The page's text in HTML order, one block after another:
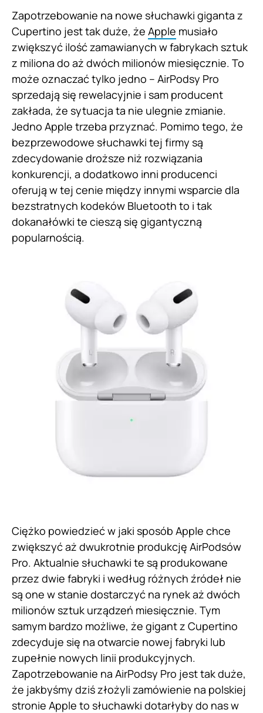
Zapotrzebowanie na nowe słuchawki giganta z
Cupertino jest tak duże, że Apple musiało
zwiększyć ilość zamawianych w fabrykach sztuk
z miliona do aż dwóch milionów miesięcznie. To
może oznaczać tylko jedno – AirPodsy Pro
sprzedają się rewelacyjnie i sam producent
zakłada, że sytuacja ta nie ulegnie zmianie.
Jedno Apple trzeba przyznać. Pomimo tego, że
bezprzewodowe słuchawki tej firmy są
zdecydowanie droższe niż rozwiązania
konkurencji, a dodatkowo inni producenci
oferują w tej cenie między innymi wsparcie dla
bezstratnych kodeków Bluetooth to i tak
dokanałówki te cieszą się gigantyczną
popularnością.
Ciężko powiedzieć w jaki sposób Apple chce
zwiększyć aż dwukrotnie produkcję AirPodsów
Pro. Aktualnie słuchawki te są produkowane
przez dwie fabryki i według różnych źródeł nie
są one w stanie dostarczyć na rynek aż dwóch
milionów sztuk urządzeń miesięcznie. Tym
samym bardzo możliwe, że gigant z Cupertino
zdecyduje się na otwarcie nowej fabryki lub
zupełnie nowych linii produkcyjnych.
Zapotrzebowanie na AirPodsy Pro jest tak duże,
że jakbyśmy dziś złożyli zamówienie na polskiej
stronie Apple to słuchawki dotarłyby do nas w